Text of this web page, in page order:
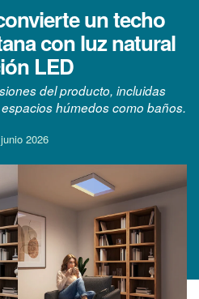
un techo
con luz natural
LED
del producto, incluidas
húmedos como baños.
2026